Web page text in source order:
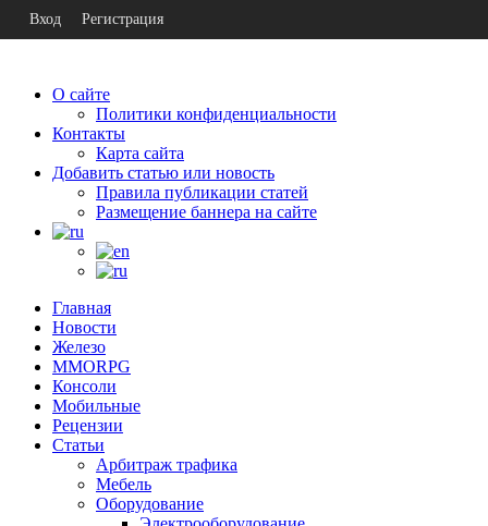
О сайте
Политики конфиденциальности
Контакты
Карта сайта
Добавить статью или новость
Правила публикации статей
Размещение баннера на сайте
Главная
Новости
Железо
MMORPG
Консоли
Мобильные
Рецензии
Статьи
Арбитраж трафика
Мебель
Оборудование
Вход Регистрация